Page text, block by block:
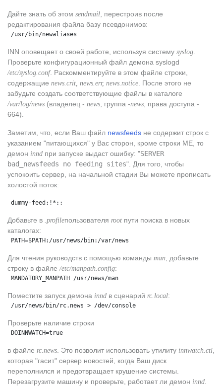
Дайте знать об этом sendmail , перестроив после
редактирования файла базу псевдонимов:
/usr/bin/newaliases
INN оповещает о своей работе, используя систему syslog
Проверьте конфигурационный файл демона syslogd
/etc/syslog.conf. Раскомментируйте в этом файле строки,
содержащие news.crit, news.err, news.notice . После этого не
забудьте создать соответствующие файлы в каталоге
/var/log/news (владелец - news , группа -news , права доступа -
664).
Заметим, что, если Ваш файл newsfeeds не содержит строк с
указанием "питающихся" у Вас сторон, кроме строки ME, то
демон innd при запуске выдаст ошибку: "SERVER
bad_newsfeeds no feeding sites". Для того, чтобы
успокоить сервер, на начальной стадии Вы можете прописать
холостой поток:
dummy-feed:!*::
Добавьте в .profileпользователя root пути поиска в новых
каталогах:
PATH=$PATH:/usr/news/bin:/var/news
Для чтения руководств с помощью команды man , добавьте
строку в файле /etc/manpath.config:
MANDATORY_MANPATH /usr/news/man
Поместите запуск демона innd в сценарий rc.local:
/usr/news/bin/rc.news > /dev/console
Проверьте наличие строки
DOINNWATCH=true
в файле rc.news . Это позволит использовать утилиту innwatch.ctl
которая "гасит" сервер новостей, когда Ваш диск
переполнился и предотвращает крушение системы.
Перезагрузите машину и проверьте, работает ли демон innd